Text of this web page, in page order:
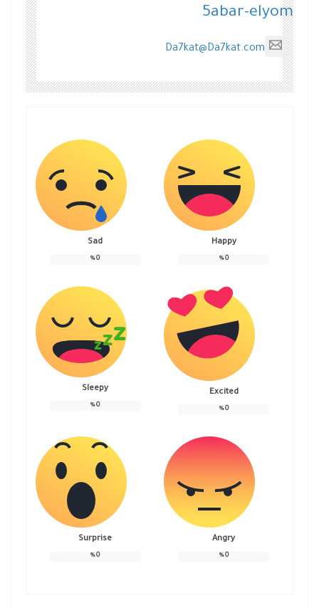
5abar-elyom
Da7kat@Da7kat.com
Happy
0
%
Sad
0
%
Excited
0
%
Sleepy
0
%
Angry
0
%
Surprise
0
%